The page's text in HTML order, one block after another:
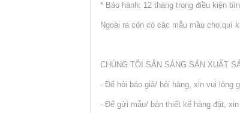
* Bảo hành: 12 tháng trong điều kiện
Ngoài ra còn có các mẫu mầu cho quí
CHÚNG TÔI SẴN SÀNG SẢN XUẤT
- Để hỏi báo giá/ hỏi hàng, xin vui lòng
- Để gửi mẫu/ bản thiết kế hàng đặt,